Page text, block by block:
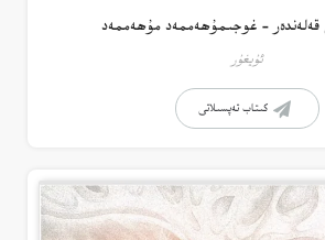
– غوجىمۇھەممەد مۇھەممەد
ئۇيغۇر
كىتاب تەپسىلاتى